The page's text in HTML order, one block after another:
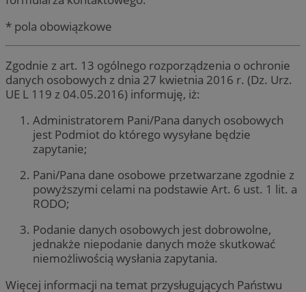
* pola obowiązkowe
Zgodnie z art. 13 ogólnego rozporządzenia o ochronie
danych osobowych z dnia 27 kwietnia 2016 r. (Dz. Urz.
UE L 119 z 04.05.2016) informuję, iż:
Administratorem Pani/Pana danych osobowych
jest Podmiot do którego wysyłane będzie
zapytanie;
Pani/Pana dane osobowe przetwarzane zgodnie z
powyższymi celami na podstawie Art. 6 ust. 1 lit. a
RODO;
Podanie danych osobowych jest dobrowolne,
jednakże niepodanie danych może skutkować
niemożliwością wysłania zapytania.
Więcej informacji na temat przysługujących Państwu